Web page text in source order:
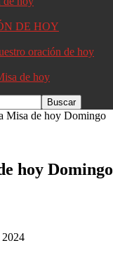
DE HOY
oración de hoy
de hoy
Misa de hoy Domingo
hoy Domingo
2024